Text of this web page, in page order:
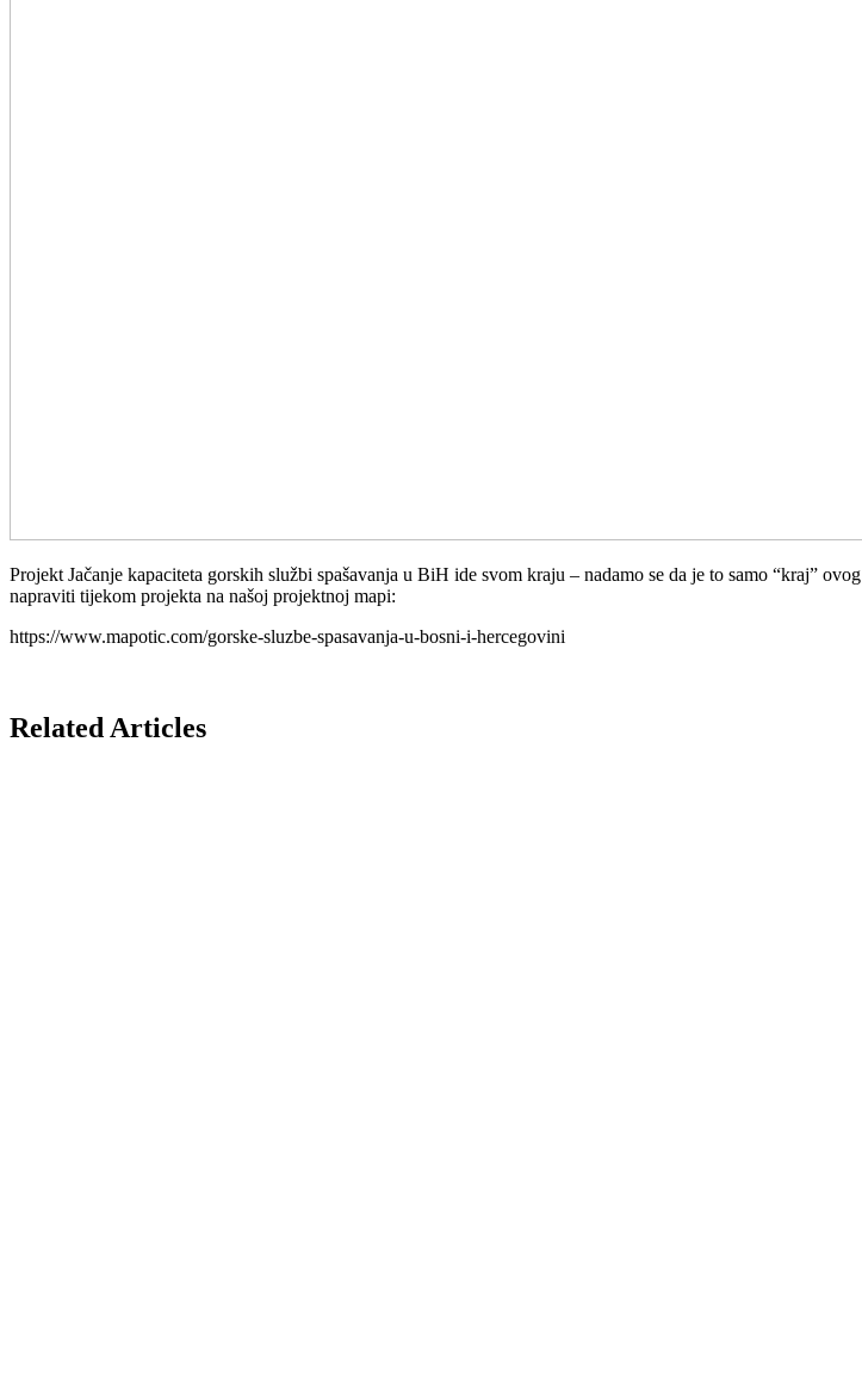
Projekt Jačanje kapaciteta gorskih službi spašavanja u BiH ide svom kraju – nadamo se da je to samo “kraj”
napraviti tijekom projekta na našoj projektnoj mapi:
https://www.mapotic.com/gorske-sluzbe-spasavanja-u-bosni-i-hercegovini
Related Articles